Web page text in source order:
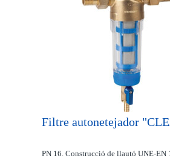
Filtre autonetejador
PN 16. Construcció de llautó UNE-EN